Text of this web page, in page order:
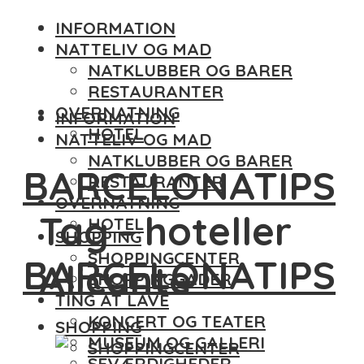
INFORMATION
NATTELIV OG MAD
NATKLUBBER OG BARER
RESTAURANTER
OVERNATNING
HOTEL
BARCELONATIPS
SHOPPING
SHOPPINGCENTER
SHOPPINGGADER
TING AT LAVE
KONCERT OG TEATER
MUSEUM OG GALLERI
INFORMATION
NATTELIV OG MAD
NATKLUBBER OG BARER
RESTAURANTER
OVERNATNING
HOTEL
BARCELONATIPS
SHOPPING
SHOPPINGCENTER
Tag - hoteller
Alicante